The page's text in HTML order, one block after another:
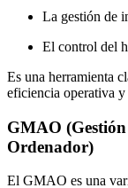
La gestión de
El control del
Es una herramienta
eficiencia operativa
GMAO
Ordenador)
El GMAO es una